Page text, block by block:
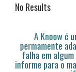
No Results
A Knoow é
permamente
falha em
informe para o